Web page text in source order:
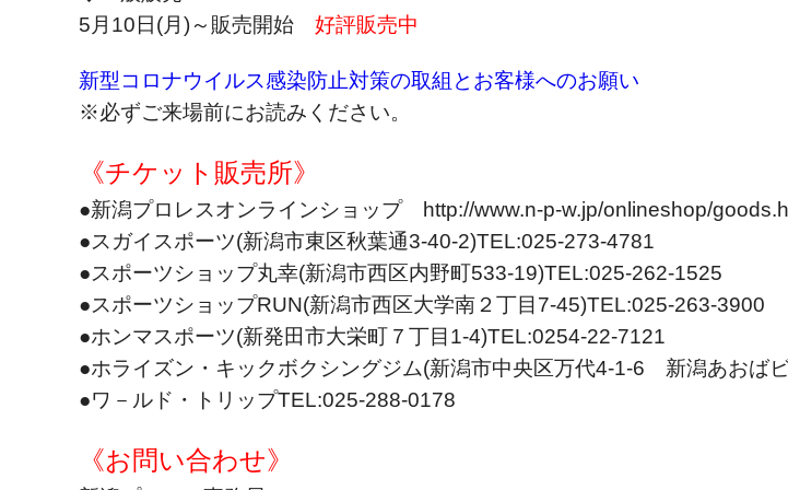
5月10日(月)～販売開始 好評販売中
新型コロナウイルス感染防止対策の取組とお客様へのお願い
※必ずご来場前にお読みください。
《チケット販売所》
●新潟プロレスオンラインショップ http://www.n-p-w.jp/onlineshop/
●スガイスポーツ(新潟市東区秋葉通3-40-2)TEL:025-273-4781
●スポーツショップ丸幸(新潟市西区内野町533-19)TEL:025-262-1525
●スポーツショップRUN(新潟市西区大学南２丁目7-45)TEL:025-263-3900
●ホンマスポーツ(新発田市大栄町７丁目1-4)TEL:0254-22-7121
●ホライズン・キックボクシングジム(新潟市中央区万代4-1-6 新潟あおば
●ワ－ルド・トリップTEL:025-288-0178
《お問い合わせ》